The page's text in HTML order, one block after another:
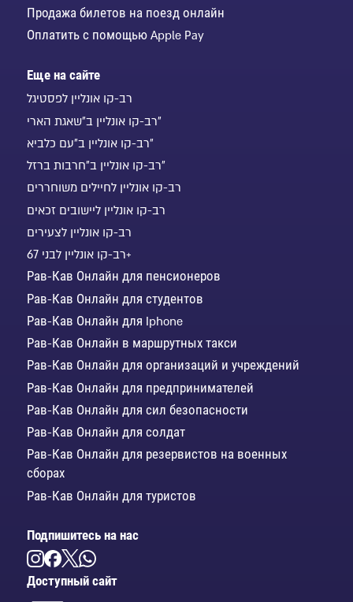
Продажа билетов на поезд онлайн
Оплатить с помощью Apple Pay
Еще на сайте
רב-קו אונליין לפסטיגל
רב-קו אונליין ב"שאגת הארי"
רב-קו אונליין ב"עם כלביא"
רב-קו אונליין ב"חרבות ברזל"
רב-קו אונליין לחיילים משוחררים
רב-קו אונליין ליישובים זכאים
רב-קו אונליין לצעירים
רב-קו אונליין לבני 67+
Рав-Кав Онлайн для пенсионеров
Рав-Кав Онлайн для студентов
Рав-Кав Онлайн для Iphone
Рав-Кав Онлайн в маршрутных такси
Рав-Кав Онлайн для организаций и учреждений
Рав-Кав Онлайн для предпринимателей
Рав-Кав Онлайн для сил безопасности
Рав-Кав Онлайн для солдат
Рав-Кав Онлайн для резервистов на военных
сборах
Рав-Кав Онлайн для туристов
Подпишитесь на нас
Доступный сайт